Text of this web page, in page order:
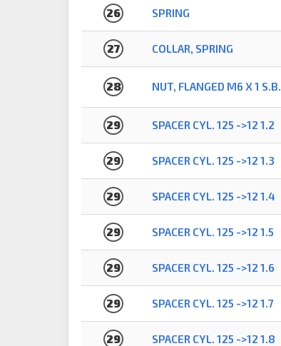
26 SPRING
27 COLLAR, SPRING
28 NUT, FLANGED M6 X 1 S.B.
29 SPACER CYL. 125 ->12 1.2
29 SPACER CYL. 125 ->12 1.3
29 SPACER CYL. 125 ->12 1.4
29 SPACER CYL. 125 ->12 1.5
29 SPACER CYL. 125 ->12 1.6
29 SPACER CYL. 125 ->12 1.7
29 SPACER CYL. 125 ->12 1.8